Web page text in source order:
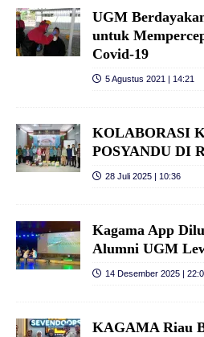
UGM
untuk
Covid-19
5 Agustus 2021 | 14:21
KOLABORASI
POSYANDU DI
28 Juli 2025 | 10:36
Kagama App
Alumni UGM
14 Desember 2025 |
KAGAMA Riau